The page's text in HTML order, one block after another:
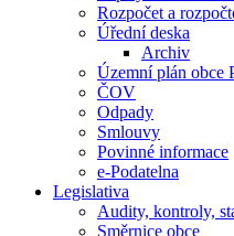
Rozpočet a
Úřední deska
Archiv
Územní plán obce
ČOV
Odpady
Smlouvy
Povinné informace
e-Podatelna
Legislativa
Audity, kontroly,
Směrnice obce